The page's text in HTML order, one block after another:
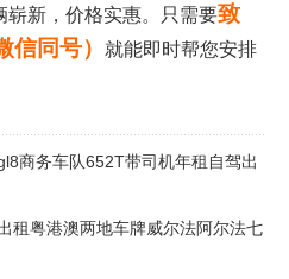
崭新，价格实惠。只需要致
同号）
就能即时帮您安排
商务车队652T带司机年租自驾出
租粤港澳两地车牌威尔法阿尔法七